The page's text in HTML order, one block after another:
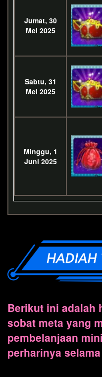
Jumat, 30
Mei 2025
Sabtu, 31
Mei 2025
Minggu, 1
Juni 2025
Berikut ini adalah
sobat meta yang
pembelanjaan
perharinya